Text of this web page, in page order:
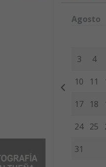
Agosto
3 4
10 11
17 18
24 25
31